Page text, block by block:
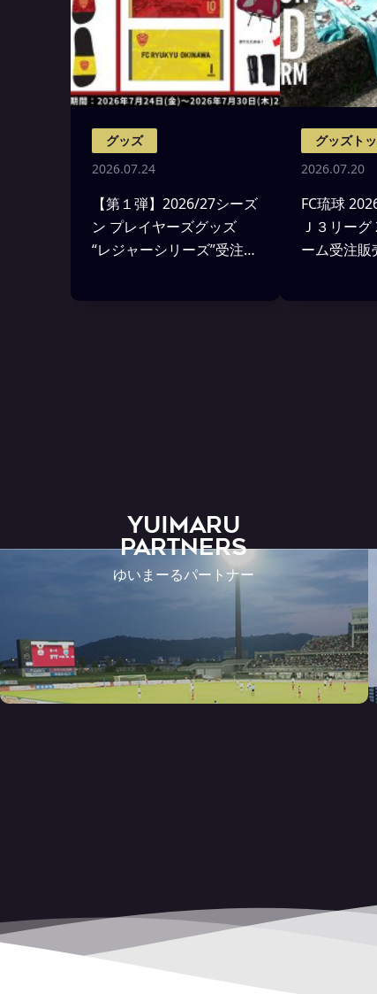
グッズ
2026.07.24
【第１弾】2026/27シーズ
ン プレイヤーズグッズ
“レジャーシリーズ”受注販
グッズト
2026.07.20
FC琉球
Ｊ３リー
ーム受注販
YUIMARU
Partners
ゆいまーるパートナー